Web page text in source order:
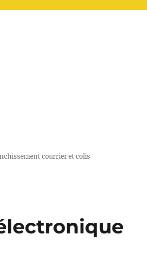
courrier et colis